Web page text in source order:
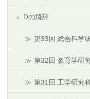
Dの飛翔
第33回 総合科学
第32回 教育学研
第31回 工学研究